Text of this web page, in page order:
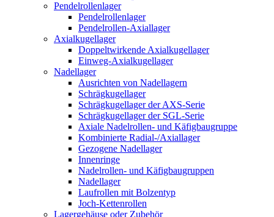
Pendelrollenlager
Pendelrollenlager
Pendelrollen-Axiallager
Axialkugellager
Doppeltwirkende Axialkugellager
Einweg-Axialkugellager
Nadellager
Ausrichten von Nadellagern
Schrägkugellager
Schrägkugellager der AXS-Serie
Schrägkugellager der SGL-Serie
Axiale Nadelrollen- und Käfigbaugruppe
Kombinierte Radial-/Axiallager
Gezogene Nadellager
Innenringe
Nadelrollen- und Käfigbaugruppen
Nadellager
Laufrollen mit Bolzentyp
Joch-Kettenrollen
Lagergehäuse oder Zubehör